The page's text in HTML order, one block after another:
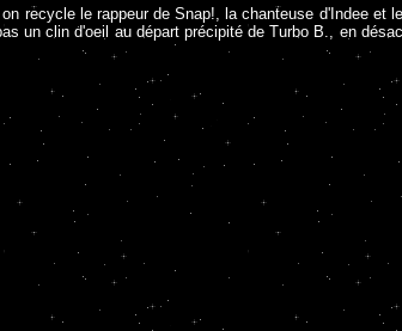
recycle le rappeur de Snap!, la chanteuse d'Indee
un clin d'oeil au départ précipité de Turbo B., en